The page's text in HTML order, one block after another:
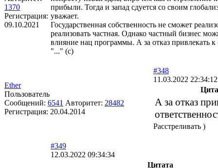
1370
Регистрация:
09.10.2021
прибыли. Тогда и запад сдуется со своим
уважает.
Государственная собственность не сможет
реализовать частная. Однако частный бизнес
влияние нац программы. А за отказ привлекать к
"..." (с)
Ether
Пользователь
Сообщений: 6541 Авторитет: 28482
Регистрация: 20.04.2014
#348
11.03.2022 22:34:12
А за отказ
Расстреливать )
#349
12.03.2022 09:34:34
Цитата